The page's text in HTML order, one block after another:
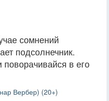
сомнений
подсолнечник.
в его
Вербер) (20+)